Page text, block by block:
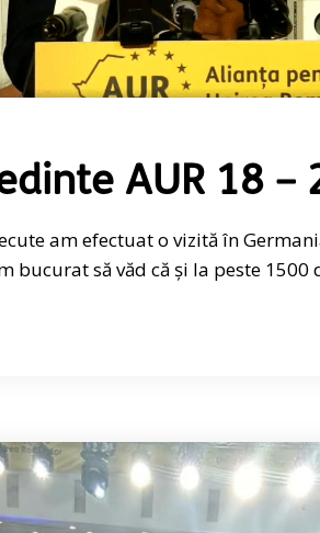
AUR 18
am efectuat o vizită în
bucurat să văd că și la peste 1500